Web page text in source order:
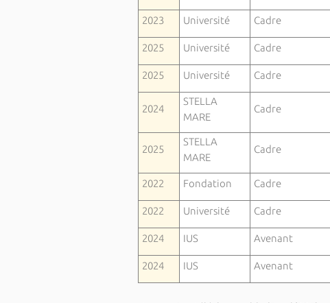
2023 Université Cadre
2025 Université Cadre
2025 Université Cadre
2024
STELLA
MARE
Cadre
2025
STELLA
MARE
Cadre
2022 Fondation Cadre
2022 Université Cadre
2024 IUS Avenant
2024 IUS Avenant